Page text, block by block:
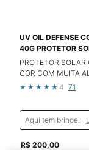
UV OIL DEFENSE
40G PROTETOR
PROTETOR SOLAR
COR COM MUITA
PROTEÇÃO E TOQUE
4 71
Aqui tem brinde!
R$ 200,00